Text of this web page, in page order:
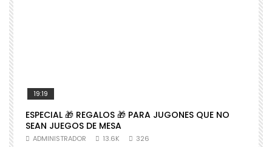
19:19
ESPECIAL 🎁 REGALOS 🎁 PARA JUGONES QUE NO
SEAN JUEGOS DE MESA
ADMINISTRADOR 13.6K 326